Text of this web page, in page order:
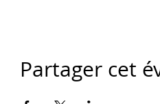
Partager cet